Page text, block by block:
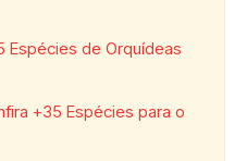
Espécies de Orquídeas
+35 Espécies para o